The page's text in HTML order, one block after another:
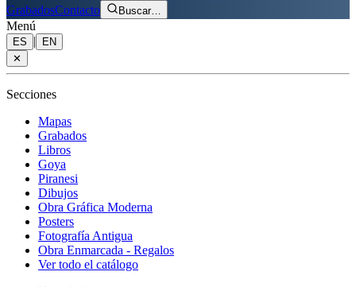
GrabadosContacto Buscar…
Menú
ES |
EN
✕
Secciones
Mapas
Grabados
Libros
Goya
Piranesi
Dibujos
Obra Gráfica Moderna
Posters
Fotografía Antigua
Obra Enmarcada - Regalos
Ver todo el catálogo